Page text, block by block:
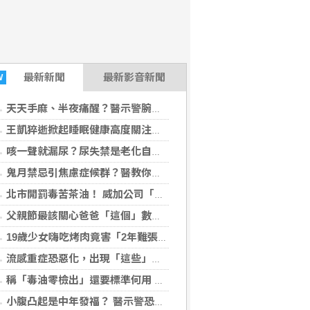
最新新聞 最新影音新聞
天天手麻、半夜痛醒？醫示警腕隧道症候群 女性發生率最高增10倍
王凱猝逝掀起睡眠健康高度關注！醫籲：最危險的不是熬夜，而是「這個」錯覺
咳一聲就漏尿？尿失禁是老化自然現象？醫揭：不同尿失禁的治療方式
鬼月禁忌引焦慮症候群？醫教你破除強迫症狀與焦慮迷思
北市開罰毒苦茶油！ 威加公司「提供資料不實」重罰300萬
父親節最該關心爸爸「這個」數字！中西醫聯手揪出三高危機
19歲少女嗨吃烤肉竟害「2年難張口」 關節盤移位！嚼珍珠也常見禍首
流感重症恐惡化，出現「這些」症狀別再等！醫籲：別因非流感季就掉以輕心
稱「毒油零檢出」還要標準何用 石崇良：全面下架我負政治決定！
小腹凸起是中年發福？ 醫示警恐是「婦癌之王」找上門